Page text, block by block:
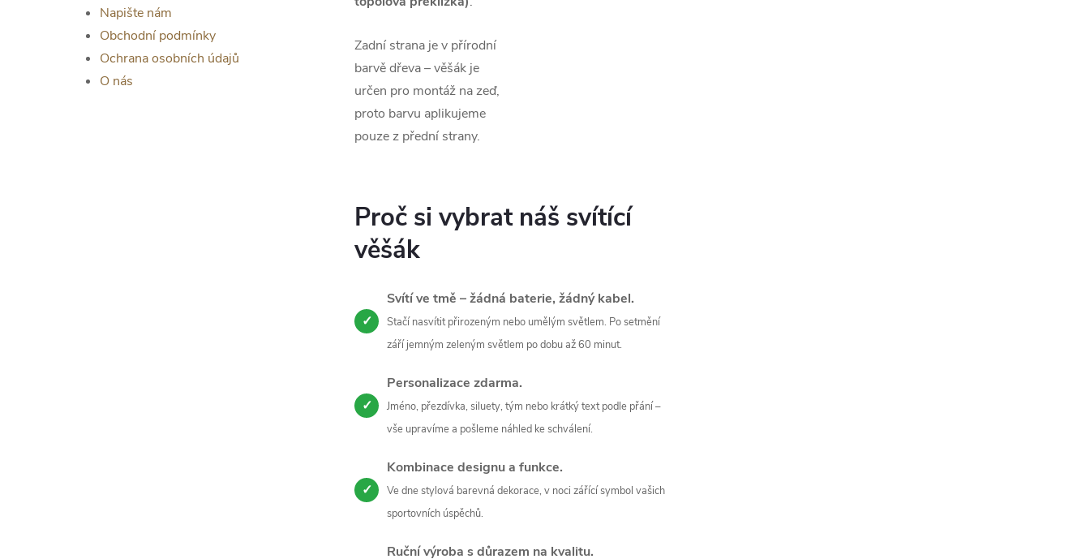
Napište nám
Obchodní podmínky
Ochrana osobních údajů
O nás
Zadní strana je v přírodní
barvě dřeva – věšák je
určen pro montáž na zeď,
proto barvu aplikujeme
pouze z přední strany.
Proč si vybrat náš svítící
věšák
✓
Svítí ve tmě – žádná baterie, žádný kabel.
Stačí nasvítit přirozeným nebo umělým světlem. Po setmění
září jemným zeleným světlem po dobu až 60 minut.
✓
Personalizace zdarma.
Jméno, přezdívka, siluety, tým nebo krátký text podle přání –
vše upravíme a pošleme náhled ke schválení.
✓
Kombinace designu a funkce.
Ve dne stylová barevná dekorace, v noci zářící symbol vašich
sportovních úspěchů.
Ruční výroba s důrazem na kvalitu.